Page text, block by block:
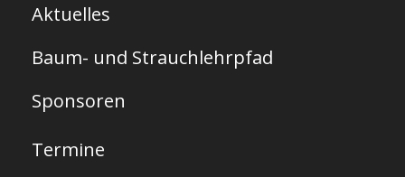
r
t
s
i
Aktuelles
Baum- und Strauchlehrpfad
Sponsoren
Termine